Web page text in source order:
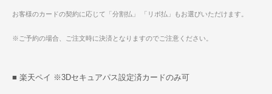
お客様のカードの契約に応じて「分割払」 「リボ払」もお選びいただけます。
※ご予約の場合、ご注文時に決済となりますのでご注意ください。
■ 楽天ペイ ※3Dセキュアパス設定済カードのみ可